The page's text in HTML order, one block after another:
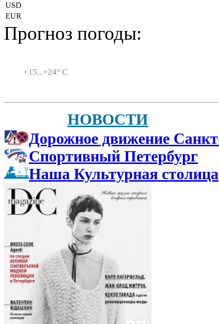
USD
EUR
Прогноз погоды:
+15...+24° C
НОВОСТИ
Дорожное движение
Спортивный Петербург
Наша Культурная столица